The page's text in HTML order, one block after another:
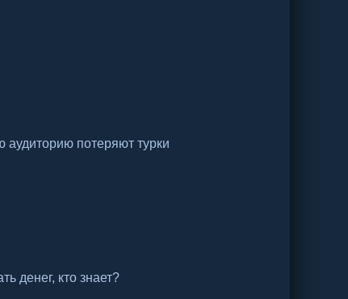
аудиторию потеряют турки
денег, кто знает?